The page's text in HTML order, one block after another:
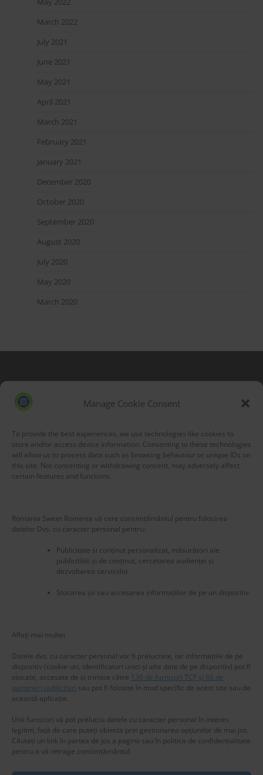
Manage Cookie Consent
To provide the best experiences, we use technologies like cookies to
store and/or access device information. Consenting to these technologies
will allow us to process data such as browsing behaviour or unique IDs on
this site. Not consenting or withdrawing consent, may adversely affect
certain features and functions.
Romania Sweet Romania vă cere consimțământul pentru folosirea
datelor Dvs. cu caracter personal pentru:
Publicitate și conținut personalizat, măsurători ale
publicității și de conținut, cercetarea audienței și
dezvoltarea serviciilor
Stocarea și/ sau accesarea informațiilor de pe un dispozitiv
Aflați mai multe:
Datele dvs. cu caracter personal vor fi prelucrate, iar informațiile de pe
dispozitiv (cookie-uri, identificatori unici și alte date de pe dispozitiv) pot fi
stocate, accesate de și trimise către 136 de furnizori TCF și 66 de
parteneri publicitari sau pot fi folosite în mod specific de acest site sau de
această aplicație.
Unii furnizori vă pot prelucra datele cu caracter personal în interes
legitim, față de care puteți obiecta prin gestionarea opțiunilor de mai jos.
Căutați un link în partea de jos a paginii sau în politica de confidențialitate
pentru a vă retrage consimțământul.
March 2022
July 2021
June 2021
May 2021
April 2021
March 2021
February 2021
January 2021
December 2020
October 2020
September 2020
August 2020
July 2020
May 2020
March 2020